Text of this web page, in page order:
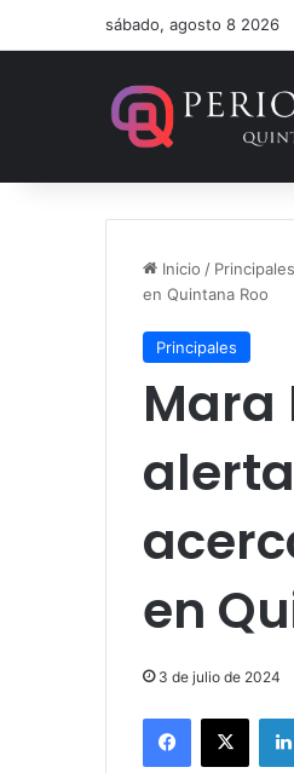
sábado, agosto 8 2026
Inicio / Principales
en Quintana Roo
Principales
Mara
en
3 de julio de 2024
Facebook
X